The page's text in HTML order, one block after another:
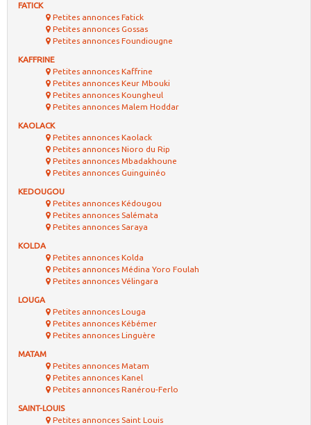
FATICK
Petites annonces Fatick
Petites annonces Gossas
Petites annonces Foundiougne
KAFFRINE
Petites annonces Kaffrine
Petites annonces Keur Mbouki
Petites annonces Koungheul
Petites annonces Malem Hoddar
KAOLACK
Petites annonces Kaolack
Petites annonces Nioro du Rip
Petites annonces Mbadakhoune
Petites annonces Guinguinéo
KEDOUGOU
Petites annonces Kédougou
Petites annonces Salémata
Petites annonces Saraya
KOLDA
Petites annonces Kolda
Petites annonces Médina Yoro Foulah
Petites annonces Vélingara
LOUGA
Petites annonces Louga
Petites annonces Kébémer
Petites annonces Linguère
MATAM
Petites annonces Matam
Petites annonces Kanel
Petites annonces Ranérou-Ferlo
SAINT-LOUIS
Petites annonces Saint Louis